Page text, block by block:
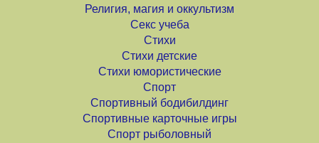
Религия, магия и оккультизм
Секс учеба
Стихи
Стихи детские
Стихи юмористические
Спорт
Спортивный бодибилдинг
Спортивные карточные игры
Спорт рыболовный